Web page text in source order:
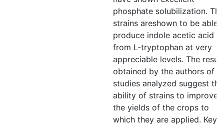
phosphate solubilization. The
strains areshown to be able
produce indole acetic acid
from L-tryptophan at very
appreciable levels. The
obtained by the authors of
studies analyzed suggest the
ability of strains to improve
the yields of the crops to
which they are applied. Key